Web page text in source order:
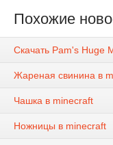
Похожие
Скачать Pam's Huge
Жареная свинина в
Чашка в minecraft
Ножницы в minecraft